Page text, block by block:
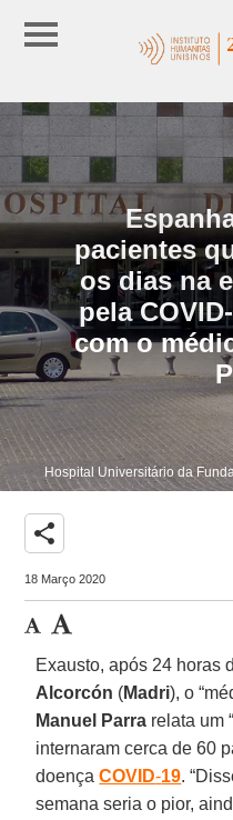
pacientes
os dias na
pela
com o
Hospital Universitário da
share
18 Março 2020
Exausto, após 24 horas
Alcorcón (Madri), o
Manuel Parra relata um
internaram cerca de 60
doençaCOVID-19.
semana seria o pior,